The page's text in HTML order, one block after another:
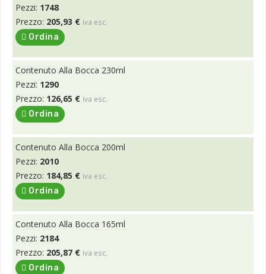
Pezzi: 1748
Prezzo: 205,93 € iva esc.
Ordina
Contenuto Alla Bocca 230ml
Pezzi: 1290
Prezzo: 126,65 € iva esc.
Ordina
Contenuto Alla Bocca 200ml
Pezzi: 2010
Prezzo: 184,85 € iva esc.
Ordina
Contenuto Alla Bocca 165ml
Pezzi: 2184
Prezzo: 205,87 € iva esc.
Ordina